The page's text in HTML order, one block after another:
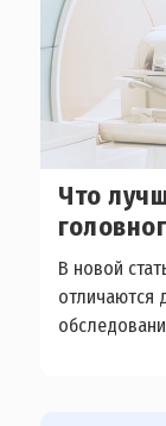
Что
В новой
отличаются